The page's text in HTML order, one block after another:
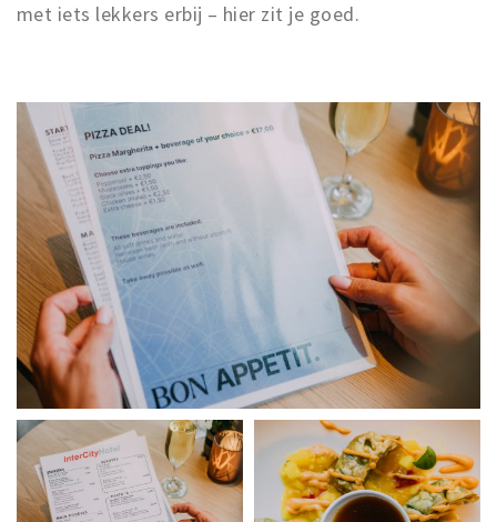
met iets lekkers erbij – hier zit je goed.